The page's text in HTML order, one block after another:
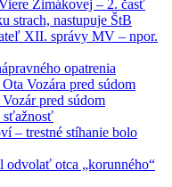
Zimákovej – 2. časť
strach, nastupuje ŠtB
XII. správy MV – npor.
opatrenia
Vozára pred súdom
pred súdom
sťažnosť
– trestné stíhanie bolo
odvolať otca „korunného“